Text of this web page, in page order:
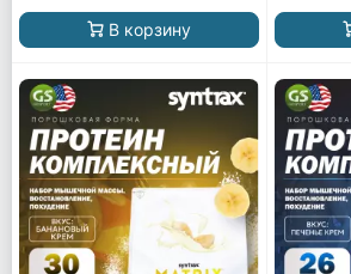
В корзину